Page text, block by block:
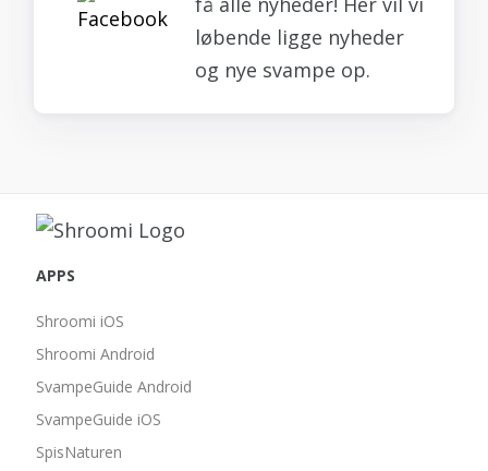
løbende ligge nyheder
og nye svampe op.
APPS
Shroomi iOS
Shroomi Android
SvampeGuide Android
SvampeGuide iOS
SpisNaturen